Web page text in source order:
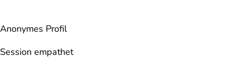
Anonymes Profil
Session empathet